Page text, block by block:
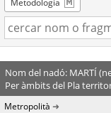
Metodologia
Nom del nadó: MARTÍ
Per àmbits del Pla
Metropolità